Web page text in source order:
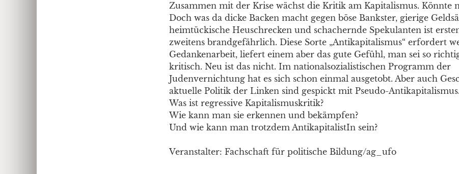
Zusammen mit der Krise wächst die Kritik am Kapitalismus. Könnte
Doch was da dicke Backen macht gegen böse Bankster, gierige
heimtückische Heuschrecken und schachernde Spekulanten ist
zweitens brandgefährlich. Diese Sorte „Antikapitalismus“ erfordert
Gedankenarbeit, liefert einem aber das gute Gefühl, man sei so
kritisch. Neu ist das nicht. Im nationalsozialistischen Programm der
Judenvernichtung hat es sich schon einmal ausgetobt. Aber auch
aktuelle Politik der Linken sind gespickt mit Pseudo-Antikapitalismus.
Was ist regressive Kapitalismuskritik?
Wie kann man sie erkennen und bekämpfen?
Und wie kann man trotzdem AntikapitalistIn sein?
Veranstalter: Fachschaft für politische Bildung/ag_ufo